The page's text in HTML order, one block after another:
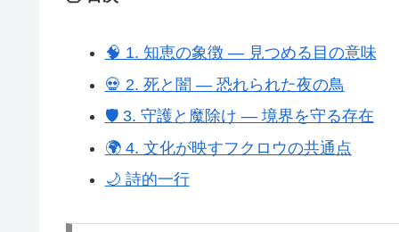
🧠 1. 知恵の象徴 ― 見つめる目の意味
💀 2. 死と闇 ― 恐れられた夜の鳥
🛡️ 3. 守護と魔除け ― 境界を守る存在
🌍 4. 文化が映すフクロウの共通点
🌙 詩的一行